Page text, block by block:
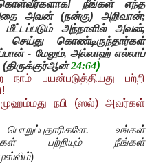
நீங்கள் எந்த
அவன் (நன்கு) அறிவான்;
அந்நாளில் அவன்,
கொண்டிருந்தார்கள்
- மேலும்,அல்லாஹ் எல்லாப்
(திருக்குர்ஆன்24:64)
பயன்படுத்தியது பற்றி
நபி (ஸல்) அவர்கள்
உங்கள்
பற்றியும் நீங்கள்
)